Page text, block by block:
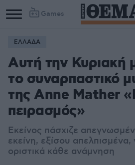
Games
ΕΛΛΑΔΑ
Αυτή την Κυριακή
το συναρπαστικό
της Anne Mather
πειρασμός»
Εκείνος πάσχιζε
εκείνη, εξίσου απελπισμένα,
οριστικά κάθε ανάμνηση